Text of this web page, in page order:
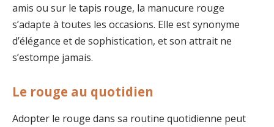
amis ou sur le tapis rouge, la manucure rouge
s’adapte à toutes les occasions. Elle est synonyme
d’élégance et de sophistication, et son attrait ne
s’estompe jamais.
Le rouge au quotidien
Adopter le rouge dans sa routine quotidienne peut